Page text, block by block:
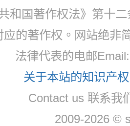
和国著作权法》第十
应的著作权。网站绝非
法律代表的电邮
关于本站的知识产
Contact us 联系我
2009-2026 ©